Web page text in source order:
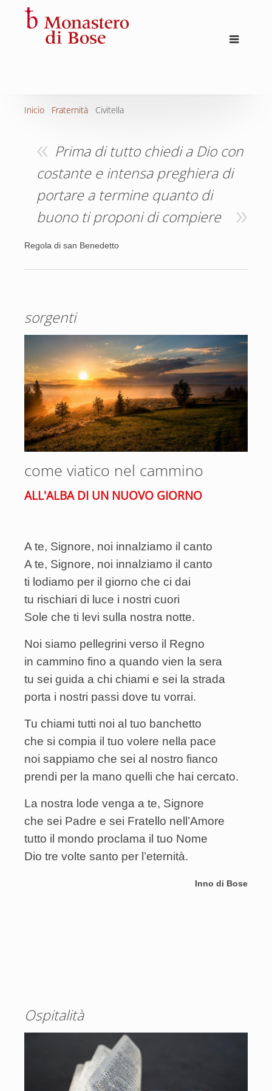
Inicio Fraternità Civitella
Prima di tutto chiedi a Dio con
costante e intensa preghiera di
portare a termine quanto di
buono ti proponi di compiere
Regola di san Benedetto
sorgenti
come viatico nel cammino
ALL'ALBA DI UN NUOVO GIORNO
A te, Signore, noi innalziamo il canto
A te, Signore, noi innalziamo il canto
ti lodiamo per il giorno che ci dai
tu rischiari di luce i nostri cuori
Sole che ti levi sulla nostra notte.
Noi siamo pellegrini verso il Regno
in cammino fino a quando vien la sera
tu sei guida a chi chiami e sei la strada
porta i nostri passi dove tu vorrai.
Tu chiami tutti noi al tuo banchetto
che si compia il tuo volere nella pace
noi sappiamo che sei al nostro fianco
prendi per la mano quelli che hai cercato.
La nostra lode venga a te, Signore
che sei Padre e sei Fratello nell’Amore
tutto il mondo proclama il tuo Nome
Dio tre volte santo per l’eternità.
Inno di Bose
Ospitalità